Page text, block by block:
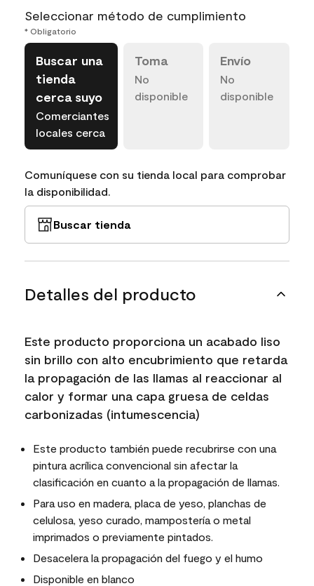
Seleccionar método de cumplimiento
* Obligatorio
Buscar una
tienda
cerca suyo
Comerciantes
locales cerca
Toma
No
disponible
Envío
No
disponible
Comuníquese con su tienda local para comprobar
la disponibilidad.
Buscar tienda
Detalles del producto
Este producto proporciona un acabado liso
sin brillo con alto encubrimiento que retarda
la propagación de las llamas al reaccionar al
calor y formar una capa gruesa de celdas
carbonizadas (intumescencia)
Este producto también puede recubrirse con una
pintura acrílica convencional sin afectar la
clasificación en cuanto a la propagación de llamas.
Para uso en madera, placa de yeso, planchas de
celulosa, yeso curado, mampostería o metal
imprimados o previamente pintados.
Desacelera la propagación del fuego y el humo
Disponible en blanco